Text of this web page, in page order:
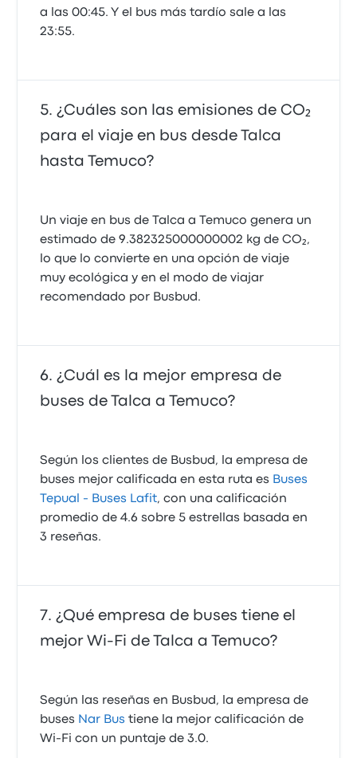
a las 00:45. Y el bus más tardío sale a las
23:55.
¿Cuáles son las emisiones de CO₂
para el viaje en bus desde Talca
hasta Temuco?
Un viaje en bus de Talca a Temuco genera un
estimado de 9.382325000000002 kg de CO₂,
lo que lo convierte en una opción de viaje
muy ecológica y en el modo de viajar
recomendado por Busbud.
¿Cuál es la mejor empresa de
buses de Talca a Temuco?
Según los clientes de Busbud, la empresa de
buses mejor calificada en esta ruta es Buses
Tepual - Buses Lafit, con una calificación
promedio de 4.6 sobre 5 estrellas basada en
3 reseñas.
¿Qué empresa de buses tiene el
mejor Wi-Fi de Talca a Temuco?
Según las reseñas en Busbud, la empresa de
buses Nar Bus tiene la mejor calificación de
Wi‑Fi con un puntaje de 3.0.